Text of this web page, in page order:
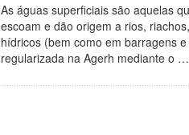
As águas superficiais são aquelas
escoam e dão origem a rios,
hídricos (bem como em barragens
regularizada na Agerh mediante o …